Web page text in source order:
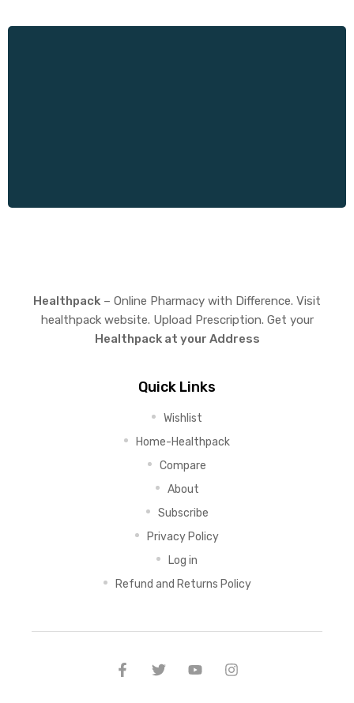
Healthpack – Online Pharmacy with Difference. Visit
healthpack website. Upload Prescription. Get your
Healthpack at your Address
Quick Links
Wishlist
Home-Healthpack
Compare
About
Subscribe
Privacy Policy
Log in
Refund and Returns Policy